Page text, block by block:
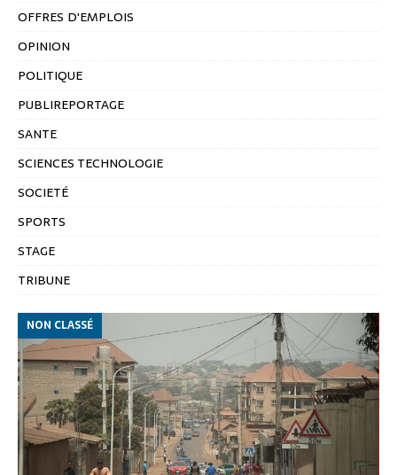
OFFRES D'EMPLOIS
OPINION
POLITIQUE
PUBLIREPORTAGE
SANTE
SCIENCES TECHNOLOGIE
SOCIETÉ
SPORTS
STAGE
TRIBUNE
NON CLASSÉ